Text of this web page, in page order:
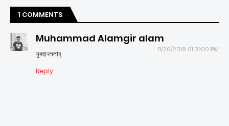
1 COMMENTS
Muhammad Alamgir alam
8/26/2019 01:01:00 PM
সুবহানললাহ্
Reply